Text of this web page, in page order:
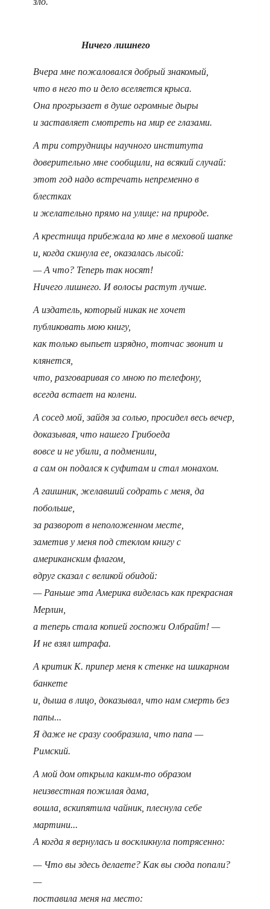
Ничего лишнего
Вчера мне пожаловался добрый знакомый,
что в него то и дело вселяется крыса.
Она прогрызает в душе огромные дыры
и заставляет смотреть на мир ее глазами.
А три сотрудницы научного института
доверительно мне сообщили, на всякий случай:
этот год надо встречать непременно в
блестках
и желательно прямо на улице: на природе.
А крестница прибежала ко мне в меховой шапке
и, когда скинула ее, оказалась лысой:
— А что? Теперь так носят!
Ничего лишнего. И волосы растут лучше.
А издатель, который никак не хочет
публиковать мою книгу,
как только выпьет изрядно, тотчас звонит и
клянется,
что, разговаривая со мною по телефону,
всегда встает на колени.
А сосед мой, зайдя за солью, просидел весь вечер,
доказывая, что нашего Грибоеда
вовсе и не убили, а подменили,
а сам он подался к суфитам и стал монахом.
А гаишник, желавший содрать с меня, да
побольше,
за разворот в неположенном месте,
заметив у меня под стеклом книгу с
американским флагом,
вдруг сказал с великой обидой:
— Раньше эта Америка виделась как прекрасная
Мерлин,
а теперь стала копией госпожи Олбрайт! —
И не взял штрафа.
А критик К. припер меня к стенке на шикарном
банкете
и, дыша в лицо, доказывал, что нам смерть без
папы...
Я даже не сразу сообразила, что папа —
Римский.
А мой дом открыла каким-то образом
неизвестная пожилая дама,
вошла, вскипятила чайник, плеснула себе
мартини...
А когда я вернулась и воскликнула потрясенно:
— Что вы здесь делаете? Как вы сюда попали?
—
поставила меня на место: